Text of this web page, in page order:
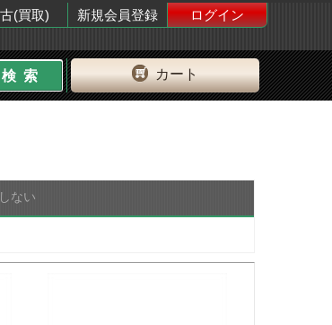
(買取) 新規会員登録
ログイン
カート
ない